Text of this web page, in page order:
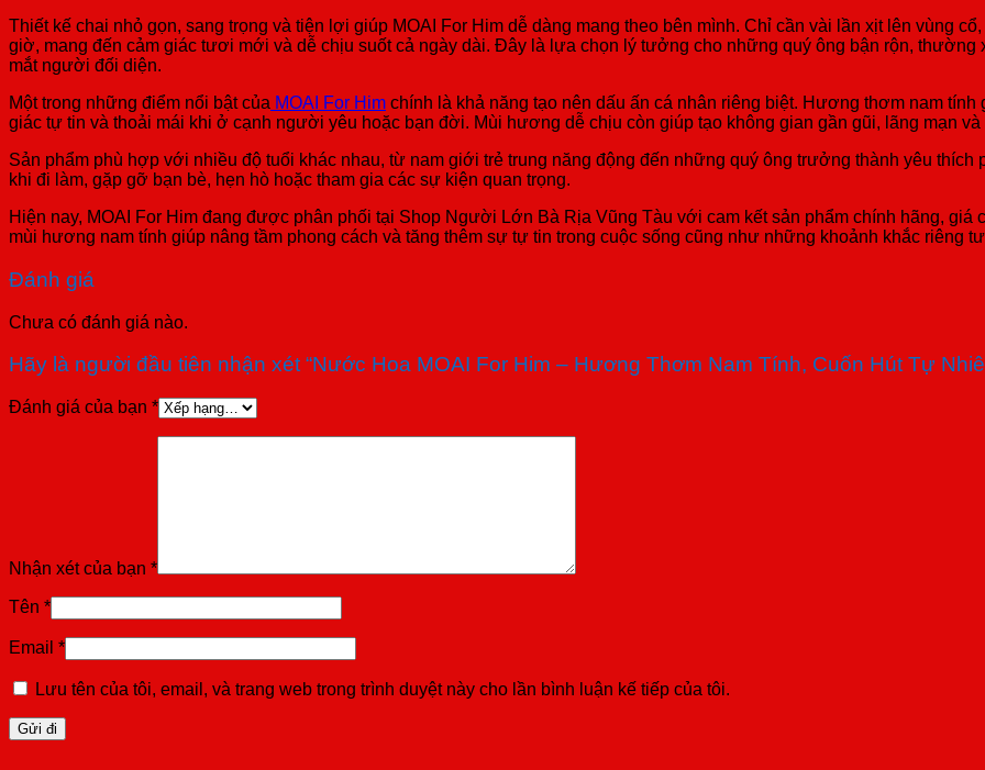
Thiết kế chai nhỏ gọn, sang trọng và tiện lợi giúp MOAI For Him dễ dàng mang theo bên mình. Chỉ cần vài lần xịt lên vùng
giờ, mang đến cảm giác tươi mới và dễ chịu suốt cả ngày dài. Đây là lựa chọn lý tưởng cho những quý ông bận rộn, thường
mắt người đối diện.
Một trong những điểm nổi bật của MOAI For Him chính là khả năng tạo nên dấu ấn cá nhân riêng biệt. Hương thơm nam
giác tự tin và thoải mái khi ở cạnh người yêu hoặc bạn đời. Mùi hương dễ chịu còn giúp tạo không gian gần gũi, lãng mạn
Sản phẩm phù hợp với nhiều độ tuổi khác nhau, từ nam giới trẻ trung năng động đến những quý ông trưởng thành yêu
khi đi làm, gặp gỡ bạn bè, hẹn hò hoặc tham gia các sự kiện quan trọng.
Hiện nay, MOAI For Him đang được phân phối tại Shop Người Lớn Bà Rịa Vũng Tàu với cam kết sản phẩm chính hãng, giá
mùi hương nam tính giúp nâng tầm phong cách và tăng thêm sự tự tin trong cuộc sống cũng như những khoảnh khắc riêng
Đánh giá
Chưa có đánh giá nào.
Hãy là người đầu tiên nhận xét “Nước Hoa MOAI For Him – Hương Thơm Nam Tính, Cuốn Hút Tự
Đánh giá của bạn *
Nhận xét của bạn *
Tên *
Email *
Lưu tên của tôi, email, và trang web trong trình duyệt này cho lần bình luận kế tiếp của tôi.